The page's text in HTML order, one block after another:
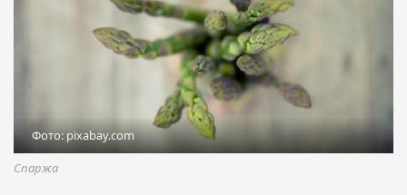
Фото: pixabay.com
Спаржа